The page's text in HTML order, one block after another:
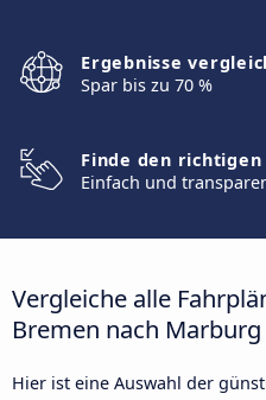
Ergebnisse
Spar bis zu 70 %
Finde den richtigen
Einfach und
Vergleiche alle
Bremen nach Marburg
Hier ist eine Auswahl der